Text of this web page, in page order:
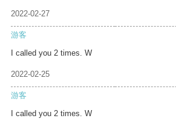
2022-02-27
游客
I called you 2 times. W
2022-02-25
游客
I called you 2 times. W